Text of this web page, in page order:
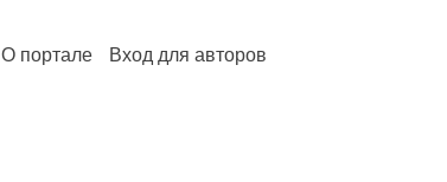
О портале Вход для авторов